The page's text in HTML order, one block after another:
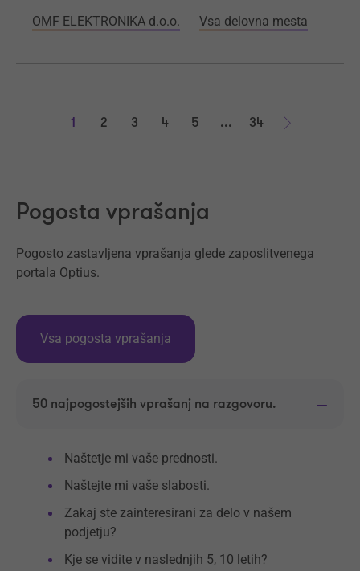
OMF ELEKTRONIKA d.o.o. Vsa delovna mesta
1 2 3 4 5 ...
34
Pogosta vprašanja
Pogosto zastavljena vprašanja glede zaposlitvenega
portala Optius.
Vsa pogosta vprašanja
50 najpogostejših vprašanj na razgovoru.
Naštetje mi vaše prednosti.
Naštejte mi vaše slabosti.
Zakaj ste zainteresirani za delo v našem
podjetju?
Kje se vidite v naslednjih 5, 10 letih?